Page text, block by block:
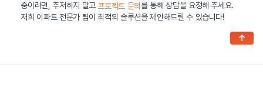
중이라면, 주저하지 말고 프로젝트 문의 를 통해 상담을 요청해 주세요.
저희 이파트 전문가 팀이 최적의 솔루션을 제안해드릴 수 있습니다!
↑